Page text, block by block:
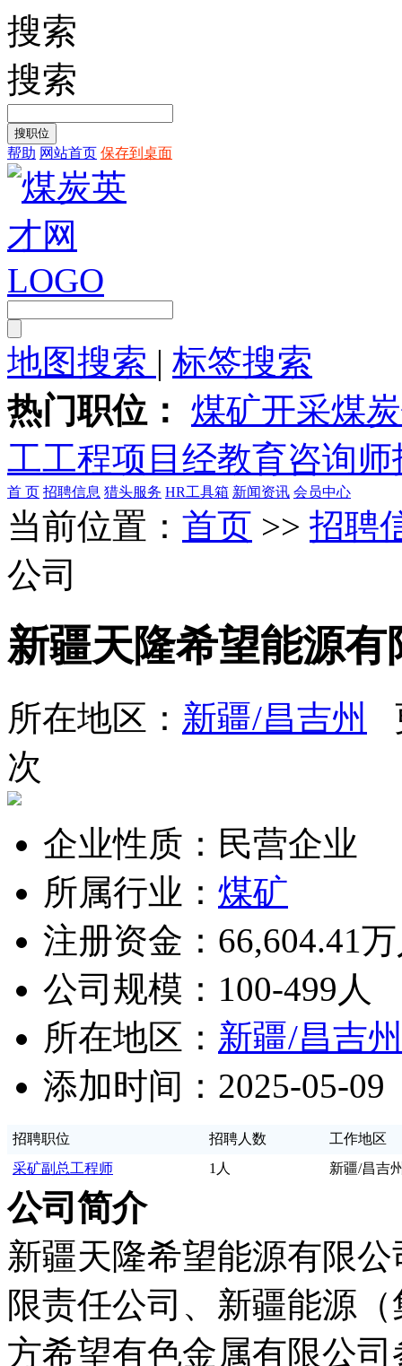
搜索
搜索
帮助 网站首页 保存到桌面
地图搜索 | 标签搜索
热门职位： 煤矿开采煤
工工程项目经教育咨询师
首 页 招聘信息 猎头服务 HR工具箱 新闻资讯 会员中心
当前位置： 首页 >> 招聘
公司
新疆天隆希望能源有
所在地区： 新疆/昌吉州
次
企业性质：民营企业
所属行业： 煤矿
注册资金：66,604.41
公司规模：100-499人
所在地区： 新疆/昌吉州
添加时间：2025-05-09
招聘职位 招聘人数
工作地区
采矿副总工程师
1人 新疆/昌吉
公司简介
新疆天隆希望能源有限
限责任公司、新疆能源
方希望有色金属有限公